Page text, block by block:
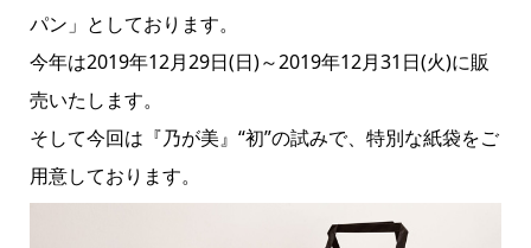
パン」としております。
今年は2019年12月29日(日)～2019年12月31日(火)に販
売いたします。
そして今回は『乃が美』“初”の試みで、特別な紙袋をご
用意しております。